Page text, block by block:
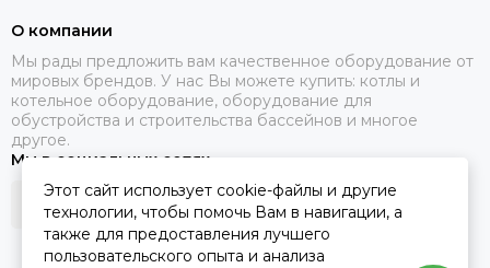
О компании
Мы рады предложить вам качественное оборудование от
мировых брендов. У нас Вы можете купить: котлы и
котельное оборудование, оборудование для
обустройства и строительства бассейнов и многое
другое.
Мы в социальных сетях
Этот сайт использует cookie-файлы и другие
технологии, чтобы помочь Вам в навигации, а
также для предоставления лучшего
пользовательского опыта и анализа